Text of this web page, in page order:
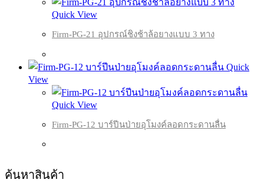
Quick View
Firm-PG-21 อุปกรณ์ชิงช้าล้อยางแบบ 3 ทาง
Quick
View
Quick View
Firm-PG-12 บาร์ปีนป่ายอุโมงค์ลอดกระดานลื่น
ค้นหาสินค้า